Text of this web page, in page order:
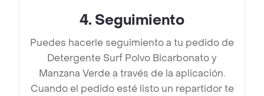
4. Seguimiento
Puedes hacerle seguimiento a tu pedido de
Detergente Surf Polvo Bicarbonato y
Manzana Verde a través de la aplicación.
Cuando el pedido esté listo un repartidor te